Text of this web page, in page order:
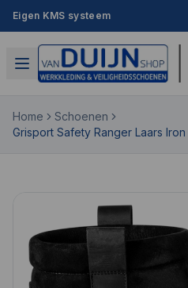
Eigen KMS systeem
Home
Schoenen
Grisport Safety Ranger Laars